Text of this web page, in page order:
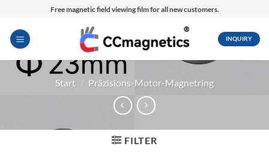
springen
Free magnetic field viewing film for all new customers.
INQUIRY
Start / Präzisions-Motor-Magnetring
FILTER